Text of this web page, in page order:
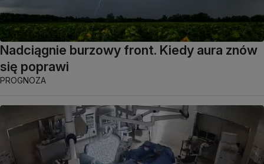
Nadciągnie burzowy front. Kiedy aura znów
się poprawi
PROGNOZA